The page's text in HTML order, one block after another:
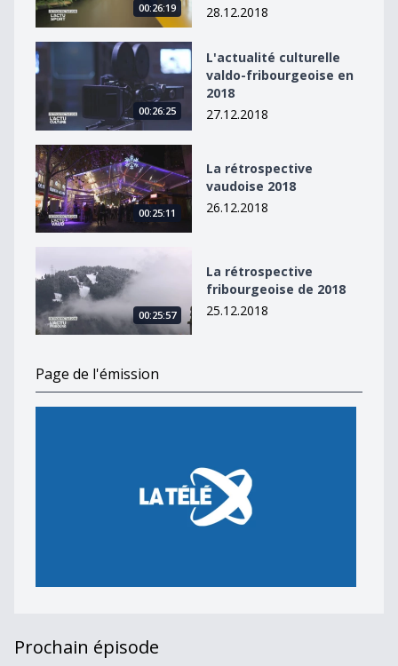
00:26:19
28.12.2018
L&#039;actualité culturelle valdo-fribourgeoise en
00:26:25
L'actualité culturelle
valdo-fribourgeoise en
2018
27.12.2018
La rétrospective vaudoise 2018
00:25:11
La rétrospective
vaudoise 2018
26.12.2018
00:25:57
La rétrospective
fribourgeoise de 2018
25.12.2018
Page de l'émission
Prochain épisode